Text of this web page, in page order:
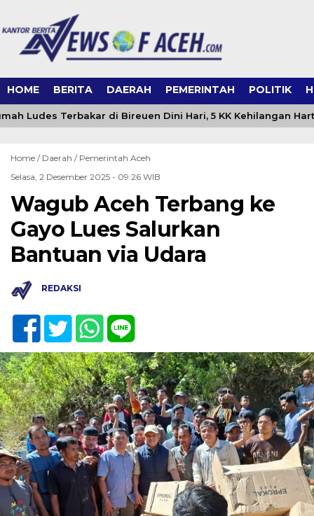
HOME BERITA DAERAH PEMERINTAH POLITIK
Ludes Terbakar di Bireuen Dini Hari, 5 KK Kehilangan
Home / Daerah / Pemerintah Aceh
Selasa, 2 Desember 2025 - 09:26 WIB
Wagub Aceh Terbang ke
Gayo Lues Salurkan
Bantuan via Udara
REDAKSI